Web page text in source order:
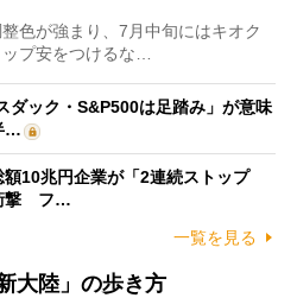
色が強まり、7月中旬にはキオク
プ安をつけるな…
ダック・S&P500は足踏み」が意味
…
額10兆円企業が「2連続ストップ
撃 フ…
一覧を見る
大陸」の歩き方